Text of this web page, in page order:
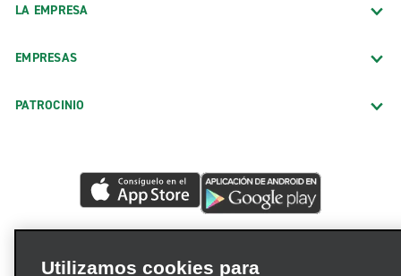
LA EMPRESA
EMPRESAS
PATROCINIO
Utilizamos cookies para